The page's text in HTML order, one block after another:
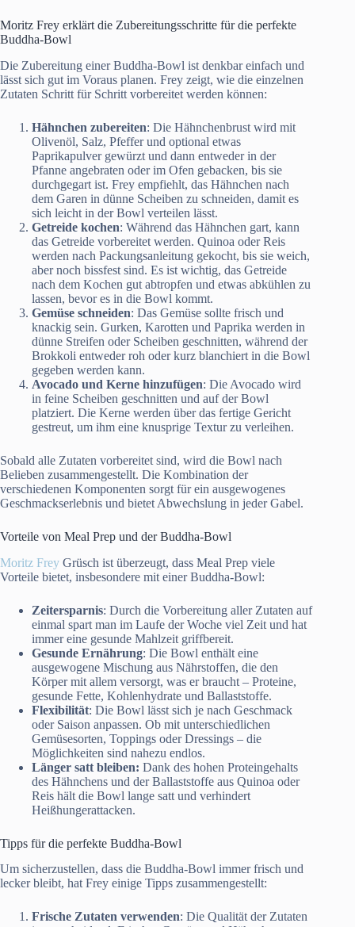
Moritz Frey erklärt die Zubereitungsschritte für die perfekte
Buddha-Bowl
Die Zubereitung einer Buddha-Bowl ist denkbar einfach und
lässt sich gut im Voraus planen. Frey zeigt, wie die einzelnen
Zutaten Schritt für Schritt vorbereitet werden können:
Hähnchen zubereiten: Die Hähnchenbrust wird mit
Olivenöl, Salz, Pfeffer und optional etwas
Paprikapulver gewürzt und dann entweder in der
Pfanne angebraten oder im Ofen gebacken, bis sie
durchgegart ist. Frey empfiehlt, das Hähnchen nach
dem Garen in dünne Scheiben zu schneiden, damit es
sich leicht in der Bowl verteilen lässt.
Getreide kochen: Während das Hähnchen gart, kann
das Getreide vorbereitet werden. Quinoa oder Reis
werden nach Packungsanleitung gekocht, bis sie weich,
aber noch bissfest sind. Es ist wichtig, das Getreide
nach dem Kochen gut abtropfen und etwas abkühlen zu
lassen, bevor es in die Bowl kommt.
Gemüse schneiden: Das Gemüse sollte frisch und
knackig sein. Gurken, Karotten und Paprika werden in
dünne Streifen oder Scheiben geschnitten, während der
Brokkoli entweder roh oder kurz blanchiert in die Bowl
gegeben werden kann.
Avocado und Kerne hinzufügen: Die Avocado wird
in feine Scheiben geschnitten und auf der Bowl
platziert. Die Kerne werden über das fertige Gericht
gestreut, um ihm eine knusprige Textur zu verleihen.
Sobald alle Zutaten vorbereitet sind, wird die Bowl nach
Belieben zusammengestellt. Die Kombination der
verschiedenen Komponenten sorgt für ein ausgewogenes
Geschmackserlebnis und bietet Abwechslung in jeder Gabel.
Vorteile von Meal Prep und der Buddha-Bowl
Moritz Frey Grüsch ist überzeugt, dass Meal Prep viele
Vorteile bietet, insbesondere mit einer Buddha-Bowl:
Zeitersparnis: Durch die Vorbereitung aller Zutaten auf
einmal spart man im Laufe der Woche viel Zeit und hat
immer eine gesunde Mahlzeit griffbereit.
Gesunde Ernährung: Die Bowl enthält eine
ausgewogene Mischung aus Nährstoffen, die den
Körper mit allem versorgt, was er braucht – Proteine,
gesunde Fette, Kohlenhydrate und Ballaststoffe.
Flexibilität: Die Bowl lässt sich je nach Geschmack
oder Saison anpassen. Ob mit unterschiedlichen
Gemüsesorten, Toppings oder Dressings – die
Möglichkeiten sind nahezu endlos.
Länger satt bleiben: Dank des hohen Proteingehalts
des Hähnchens und der Ballaststoffe aus Quinoa oder
Reis hält die Bowl lange satt und verhindert
Heißhungerattacken.
Tipps für die perfekte Buddha-Bowl
Um sicherzustellen, dass die Buddha-Bowl immer frisch und
lecker bleibt, hat Frey einige Tipps zusammengestellt:
Frische Zutaten verwenden: Die Qualität der Zutaten